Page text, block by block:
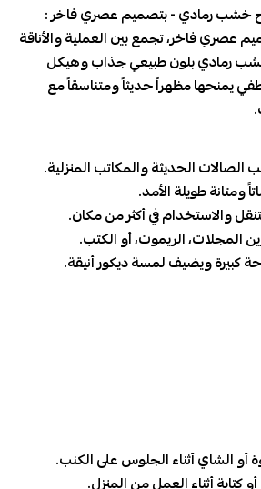
خشب رمادي - بتصميم عصري فاخر :
عصري فاخر، تجمع بين العملية والأناقة
رمادي بلون طبيعي جذاب وهيكل
يمنحها مظهراً حديثاً ومتناسقاً مع
الحديثة والمكاتب المنزلية.
ومتانة طويلة الأمد.
والاستخدام في أكثر من مكان.
المجلات، الريموت، أو الكتب.
كبيرة ويضيف لمسة ديكور أنيقة.
أو الشاي أثناء الجلوس على الكنب.
كتابة أثناء العمل من المنزل.